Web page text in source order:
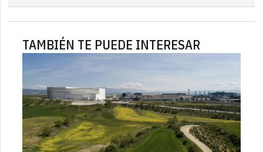
TAMBIÉN TE PUEDE INTERESAR